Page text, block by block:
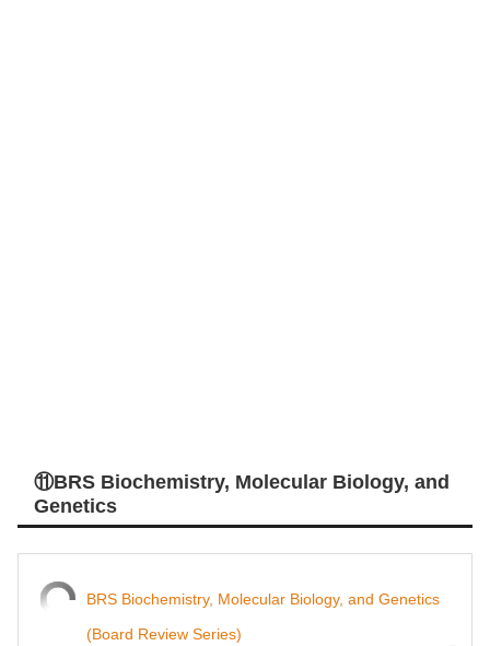
⑪BRS Biochemistry, Molecular Biology, and
Genetics
BRS Biochemistry, Molecular Biology, and Genetics
(Board Review Series)